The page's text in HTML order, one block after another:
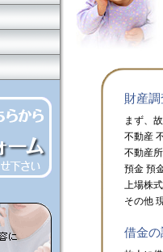
財産調
まず、
不動産
不動産
預金 預
上場株
その他
借金